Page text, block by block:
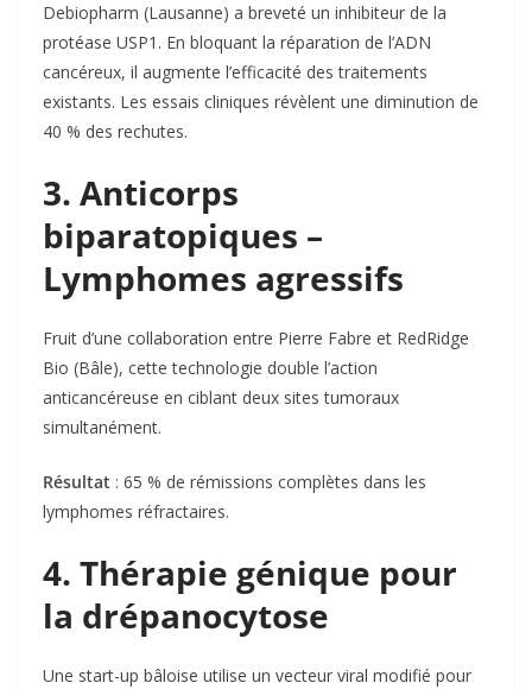
Debiopharm (Lausanne) a breveté un inhibiteur de la
protéase USP1. En bloquant la réparation de l’ADN
cancéreux, il augmente l’efficacité des traitements
existants. Les essais cliniques révèlent une diminution de
40 % des rechutes.
3. Anticorps
biparatopiques –
Lymphomes agressifs
Fruit d’une collaboration entre Pierre Fabre et RedRidge
Bio (Bâle), cette technologie double l’action
anticancéreuse en ciblant deux sites tumoraux
simultanément.
Résultat : 65 % de rémissions complètes dans les
lymphomes réfractaires.
4. Thérapie génique pour
la drépanocytose
Une start-up bâloise utilise un vecteur viral modifié pour